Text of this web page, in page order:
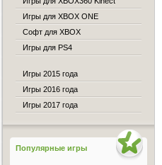
Игры для XBOX ONE
Софт для XBOX
Игры для PS4
Игры 2015 года
Игры 2016 года
Игры 2017 года
Популярные игры